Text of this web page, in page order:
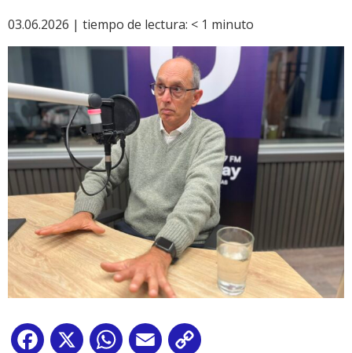
03.06.2026 | tiempo de lectura: < 1 minuto
Facebook
X WhatsApp
Email